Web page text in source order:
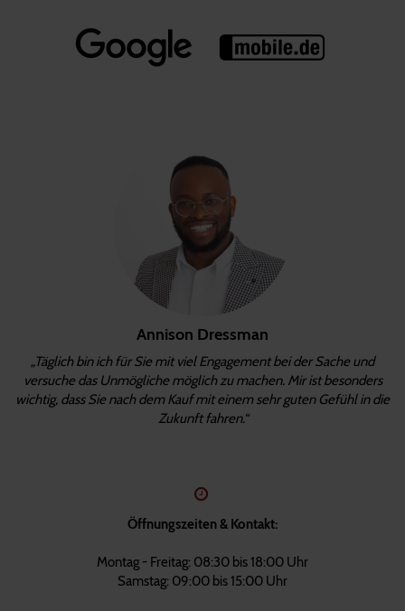
Annison Dressman
„Täglich bin ich für Sie mit viel Engagement bei der Sache und
versuche das Unmögliche möglich zu machen. Mir ist besonders
wichtig, dass Sie nach dem Kauf mit einem sehr guten Gefühl in die
Zukunft fahren.“
Öffnungszeiten & Kontakt:
Montag - Freitag: 08:30 bis 18:00 Uhr
Samstag: 09:00 bis 15:00 Uhr